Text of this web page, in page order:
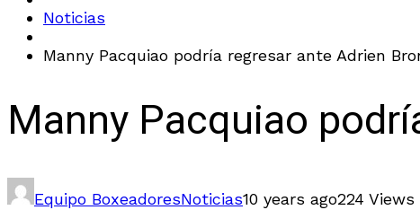
Noticias
Manny Pacquiao podría regresar ante Adrien
Manny Pacquiao
Equipo BoxeadoresNoticias10 years ago224 Views